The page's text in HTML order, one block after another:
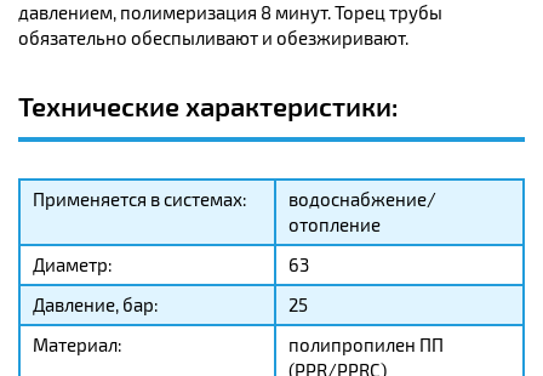
давлением, полимеризация 8 минут. Торец трубы
обязательно обеспыливают и обезжиривают.
Технические характеристики:
Применяется в системах:
водоснабжение/
отопление
Диаметр:
63
Давление, бар:
25
Материал:
полипропилен ПП
(PPR/PPRC)